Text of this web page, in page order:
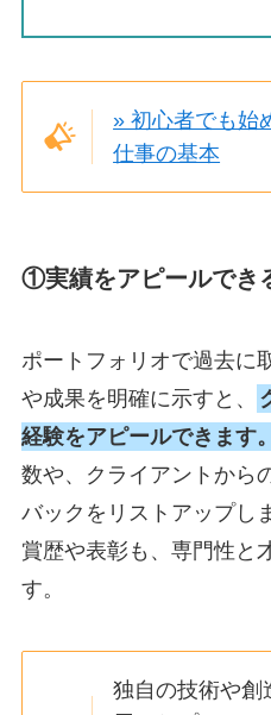
» 初心者でも始
仕事の基本
①実績をアピールでき
ポートフォリオで過去に
や成果を明確に示すと、
経験をアピールできます。
数や、クライアントから
バックをリストアップし
賞歴や表彰も、専門性と
す。
独自の技術や創